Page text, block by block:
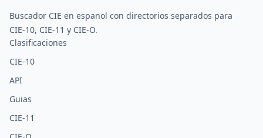
Buscador CIE en espanol con directorios separados para
CIE-10, CIE-11 y CIE-O.
Clasificaciones
CIE-10
API
Guias
CIE-11